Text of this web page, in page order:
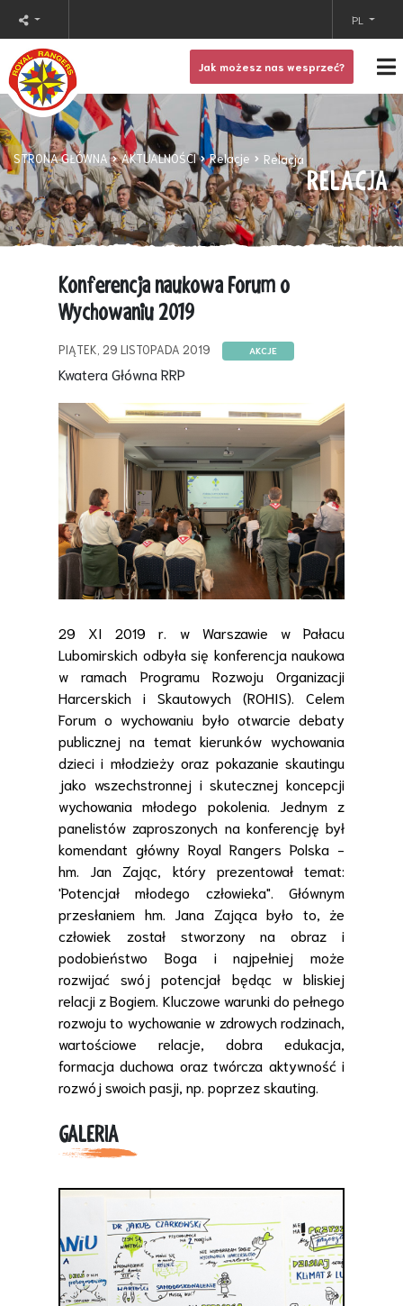
PL
Jak możesz nas wesprzeć?
Relacje
AKTUALNOŚCI
STRONA GŁÓWNA Relacja
RELACJA
Konferencja naukowa Forum o
Wychowaniu 2019
PIĄTEK, 29 LISTOPADA 2019 AKCJE
Kwatera Główna RRP
29 XI 2019 r. w Warszawie w Pałacu
Lubomirskich odbyła się konferencja naukowa
w ramach Programu Rozwoju Organizacji
Harcerskich i Skautowych (ROHIS). Celem
Forum o wychowaniu było otwarcie debaty
publicznej na temat kierunków wychowania
dzieci i młodzieży oraz pokazanie skautingu
jako wszechstronnej i skutecznej koncepcji
wychowania młodego pokolenia. Jednym z
panelistów zaproszonych na konferencję był
komendant główny Royal Rangers Polska -
hm. Jan Zając, który prezentował temat:
'Potencjał młodego człowieka". Głównym
przesłaniem hm. Jana Zająca było to, że
człowiek został stworzony na obraz i
podobieństwo Boga i najpełniej może
rozwijać swój potencjał będąc w bliskiej
relacji z Bogiem. Kluczowe warunki do pełnego
rozwoju to wychowanie w zdrowych rodzinach,
wartościowe relacje, dobra edukacja,
formacja duchowa oraz twórcza aktywność i
rozwój swoich pasji, np. poprzez skauting.
GALERIA